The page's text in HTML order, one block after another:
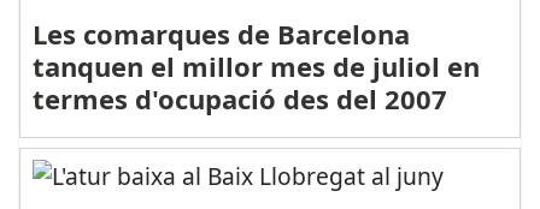
Les comarques de Barcelona
tanquen el millor mes de juliol en
termes d'ocupació des del 2007